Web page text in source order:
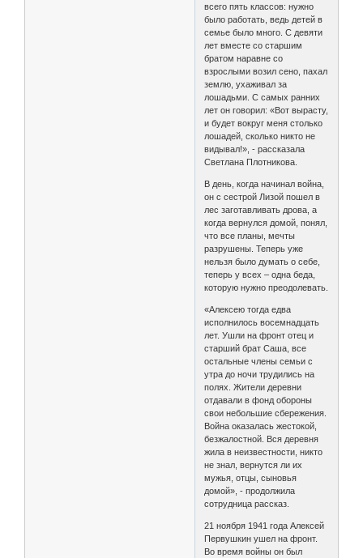
всего пять классов: нужно
было работать, ведь детей в
семье было много. С девяти
лет вместе со старшим
братом наравне со
взрослыми возил сено, пахал
землю, ухаживал за
лошадьми. С самых ранних
лет он говорил: «Вот вырасту,
и будет вокруг меня столько
лошадей, сколько никто не
видывал!», - рассказала
Светлана Плотникова.
В день, когда начинал война,
он с сестрой Лизой пошел в
лес заготавливать дрова, а
когда вернулся домой, понял,
что все планы, мечты
разрушены. Теперь уже
нельзя было думать о себе,
теперь у всех – одна беда,
которую нужно преодолевать.
«Алексею тогда едва
исполнилось восемнадцать
лет. Ушли на фронт отец и
старший брат Саша, все
остальные члены семьи с
утра до ночи трудились на
полях. Жители деревни
отдавали в фонд обороны
свои небольшие сбережения.
Война оказалась жестокой,
безжалостной. Вся деревня
жила в неизвестности, никто
не знал, вернутся ли их
мужья, отцы, сыновья
домой», - продолжила
сотрудница рассказ.
21 ноября 1941 года Алексей
Первушкин ушел на фронт.
Во время войны он был